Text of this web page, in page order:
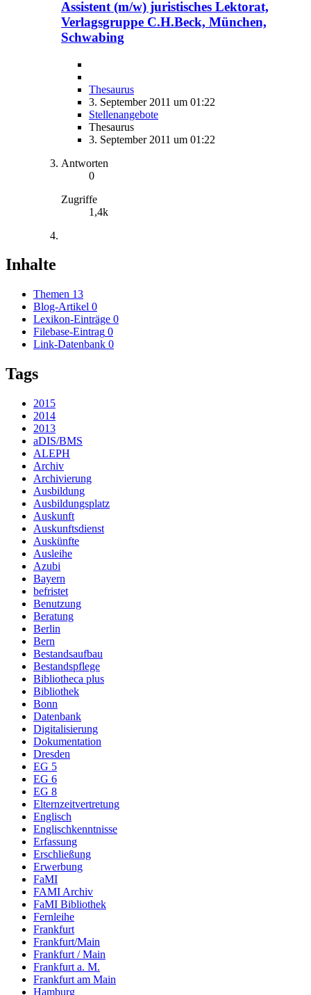
Assistent (m/w) juristisches Lektorat,
Verlagsgruppe C.H.Beck, München,
Schwabing
Thesaurus
3. September 2011 um 01:22
Stellenangebote
Thesaurus
3. September 2011 um 01:22
Antworten
0
Zugriffe
1,4k
Inhalte
Themen 13
Blog-Artikel 0
Lexikon-Einträge 0
Filebase-Eintrag 0
Link-Datenbank 0
Tags
2015
2014
2013
aDIS/BMS
ALEPH
Archiv
Archivierung
Ausbildung
Ausbildungsplatz
Auskunft
Auskunftsdienst
Auskünfte
Ausleihe
Azubi
Bayern
befristet
Benutzung
Beratung
Berlin
Bern
Bestandsaufbau
Bestandspflege
Bibliotheca plus
Bibliothek
Bonn
Datenbank
Digitalisierung
Dokumentation
Dresden
EG 5
EG 6
EG 8
Elternzeitvertretung
Englisch
Englischkenntnisse
Erfassung
Erschließung
Erwerbung
FaMI
FAMI Archiv
FaMI Bibliothek
Fernleihe
Frankfurt
Frankfurt/Main
Frankfurt / Main
Frankfurt a. M.
Frankfurt am Main
Hamburg